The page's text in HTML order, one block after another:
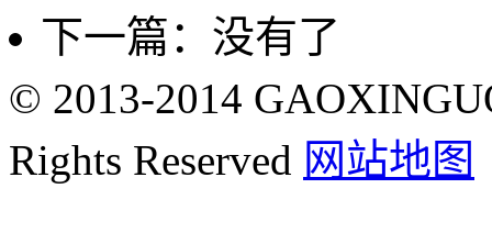
下一篇：没有了
© 2013-2014
Rights Reserved 网站地图